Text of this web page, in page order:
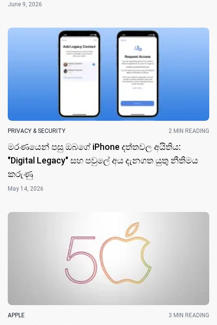
June 9, 2026
PRIVACY & SECURITY 2 MIN READING
මරණයෙන් පසු ඔබගේ iPhone දත්තවල අයිතිය:
"Digital Legacy" සහ පවුලේ අය දැනගත යුතු නීතිමය
කරුණු
May 14, 2026
APPLE 3 MIN READING